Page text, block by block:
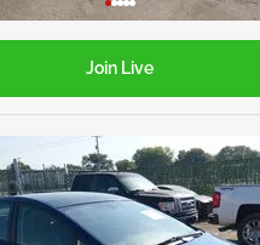
Join Live